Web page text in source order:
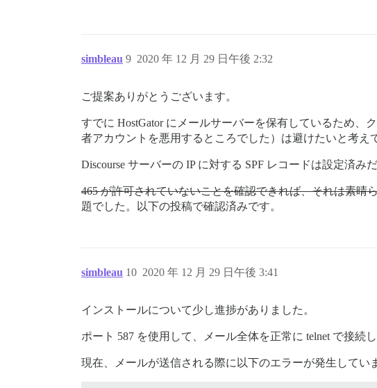
simbleau 2020 年 12 月 29 日午後 2:32
9
ご提案ありがとうございます。
すでに HostGator にメールサーバーを保有しているため
者アカウントを悪用するところでした）は避けたいと考え
Discourse サーバーの IP に対する SPF レコードは設定済
465 が許可されていないことを確認できれば、それは素
題でした。以下の投稿で確認済みです。
simbleau 2020 年 12 月 29 日午後 3:41
10
インストールについて少し進捗がありました。
ポート 587 を使用して、メール全体を正常に telnet で接続
現在、メールが送信される際に以下のエラーが発生してい